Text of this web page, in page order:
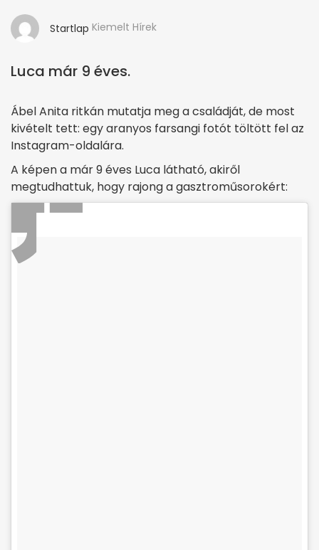
Startlap Kiemelt Hírek
Luca már 9 éves.
Ábel Anita ritkán mutatja meg a családját, de most
kivételt tett: egy aranyos farsangi fotót töltött fel az
Instagram-oldalára.
A képen a már 9 éves Luca látható, akiről
megtudhattuk, hogy rajong a gasztroműsorokért: